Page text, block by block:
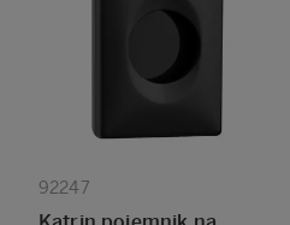
92247